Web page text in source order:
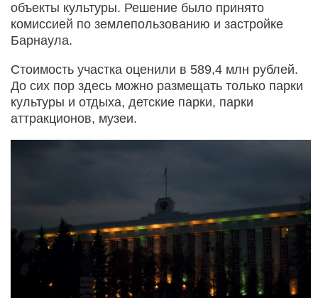
объекты культуры. Решение было принято
комиссией по землепользованию и застройке
Барнаула.
Стоимость участка оценили в 589,4 млн рублей.
До сих пор здесь можно размещать только парки
культуры и отдыха, детские парки, парки
аттракционов, музеи.